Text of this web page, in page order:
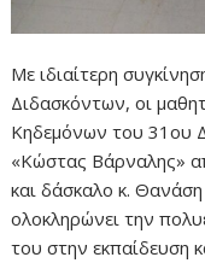
Με ιδιαίτερη
Διδασκόντων, οι
Κηδεμόνων του 31ου
«Κώστας Βάρναλης»
και δάσκαλο κ.
ολοκληρώνει την
του στην εκπαίδευση